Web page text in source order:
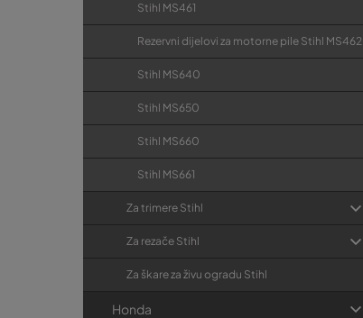
Stihl MS461
Rezervni dijelovi za motorne pile Stihl MS462
Stihl MS640
Stihl MS650
Stihl MS660
Stihl MS661
Za trimere Stihl
Za rezače Stihl
Za škare za živu ogradu Stihl
Honda